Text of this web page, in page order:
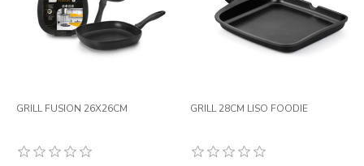
GRILL FUSION 26X26CM GRILL 28CM LISO FOODIE